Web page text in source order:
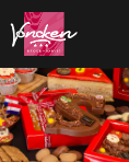
kunnen
worden